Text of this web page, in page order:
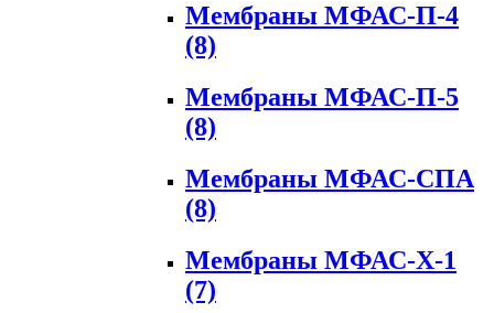
Мембраны МФАС-П-4
(8)
Мембраны МФАС-П-5
(8)
Мембраны МФАС-СПА
(8)
Мембраны МФАС-Х-1
(7)